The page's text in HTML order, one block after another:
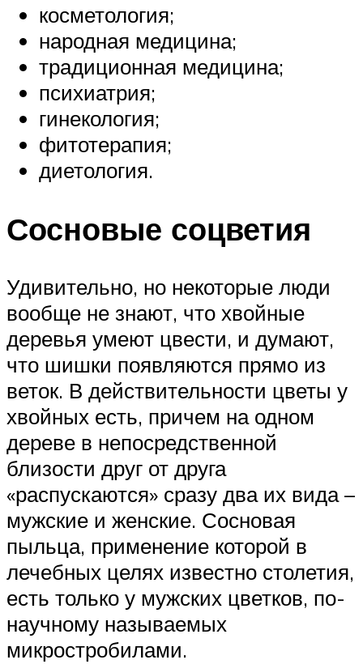
косметология;
народная медицина;
традиционная медицина;
психиатрия;
гинекология;
фитотерапия;
диетология.
Сосновые соцветия
Удивительно, но некоторые люди
вообще не знают, что хвойные
деревья умеют цвести, и думают,
что шишки появляются прямо из
веток. В действительности цветы у
хвойных есть, причем на одном
дереве в непосредственной
близости друг от друга
«распускаются» сразу два их вида –
мужские и женские. Сосновая
пыльца, применение которой в
лечебных целях известно столетия,
есть только у мужских цветков, по-
научному называемых
микростробилами.